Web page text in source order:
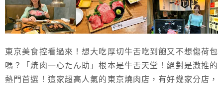
東京美食控看過來！想大吃厚切牛舌吃到飽又不想傷荷包
嗎？「焼肉一心たん助」根本是牛舌天堂！絕對是激推的
熱門首選！這家超高人氣的東京燒肉店，有好幾家分店，